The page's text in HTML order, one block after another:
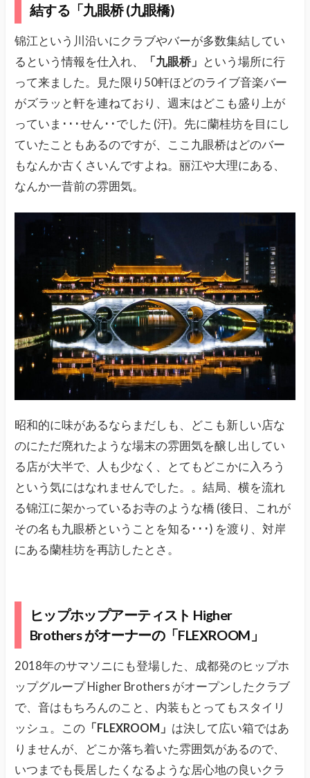
結する「九眼桥 (九眼橋)
锦江という川沿いにクラブやバーが多数集結してい
るという情報を仕入れ、
「九眼桥」 という場所に行
って来ました。見た限り50軒ほどのライブ音楽バー
がズラッと軒を連ねており、週末はどこも盛り上が
っていま･･･せん･･でした (汗)。先に蘭桂坊を目にし
ていたこともあるのですが、ここ九眼桥はどのバー
もなんか古くさいんですよね。丽江や大理にある、
なんか一昔前の雰囲気。
昭和的に味があるならまだしも、どこも新しい店な
のにただ廃れたような場末の雰囲気を醸し出してい
る店が大半で、人も少なく、とてもどこかに入ろう
という気にはなれませんでした。。結局、横を流れ
る锦江に架かっているお寺のような橋 (後日、これが
その名も九眼桥ということを知る･･･) を渡り、対岸
にある蘭桂坊を再訪したとさ。
ヒップホップアーティスト Higher
Brothers がオーナーの「FLEXROOM」
2018年のサマソニにも登場した、成都発のヒップホ
ップグループ Higher Brothers がオープンしたクラブ
で、音はもちろんのこと、内装もとってもスタイリ
ッシュ。この 「FLEXROOM」 は決して広い箱ではあ
りませんが、どこか落ち着いた雰囲気があるので、
いつまでも長居したくなるような居心地の良いクラ